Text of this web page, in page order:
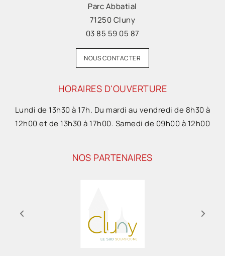
Parc Abbatial
71250 Cluny
03 85 59 05 87
NOUS CONTACTER
HORAIRES D'OUVERTURE
Lundi de 13h30 à 17h. Du mardi au vendredi de 8h30 à
12h00 et de 13h30 à 17h00. Samedi de 09h00 à 12h00
NOS PARTENAIRES